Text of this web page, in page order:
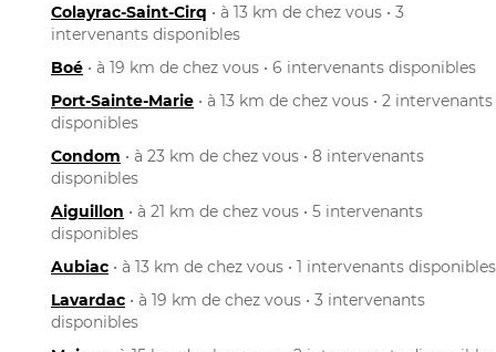
Colayrac-Saint-Cirq • à 13 km de chez vous • 3
intervenants disponibles
Boé • à 19 km de chez vous • 6 intervenants disponibles
Port-Sainte-Marie • à 13 km de chez vous • 2 intervenants
disponibles
Condom • à 23 km de chez vous • 8 intervenants
disponibles
Aiguillon • à 21 km de chez vous • 5 intervenants
disponibles
Aubiac • à 13 km de chez vous • 1 intervenants disponibles
Lavardac • à 19 km de chez vous • 3 intervenants
disponibles